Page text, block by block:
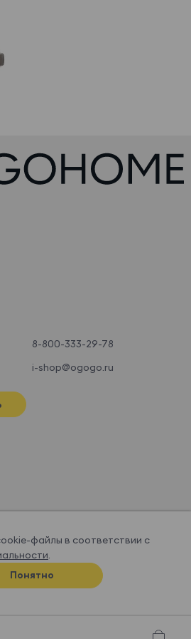
8-800-333-29-78
i-shop@ogogo.ru
вСупрематике
файлы в соответствии с
.
Понятно